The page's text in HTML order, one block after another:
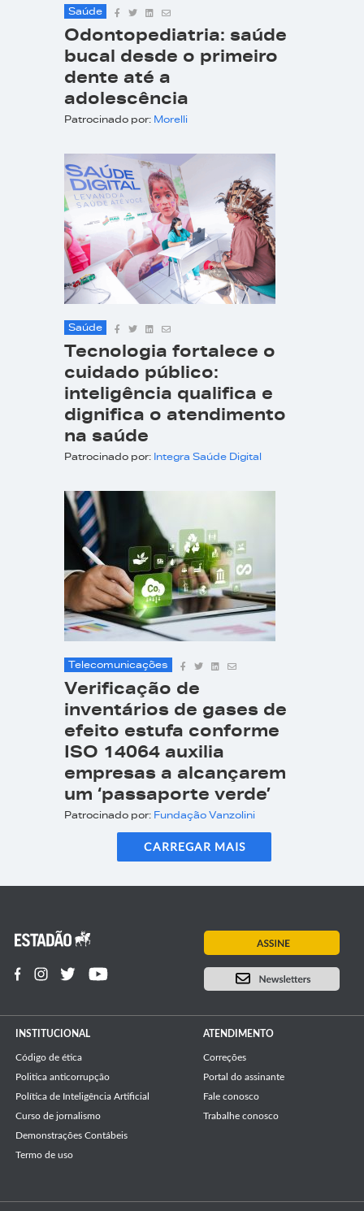
Saúde
Odontopediatria: saúde
bucal desde o primeiro
dente até a
adolescência
Patrocinado por: Morelli
Saúde
Tecnologia fortalece o
cuidado público:
inteligência qualifica e
dignifica o atendimento
na saúde
Patrocinado por: Integra Saúde Digital
Telecomunicações
Verificação de
inventários de gases de
efeito estufa conforme
ISO 14064 auxilia
empresas a alcançarem
um ‘passaporte verde’
Patrocinado por: Fundação Vanzolini
CARREGAR MAIS
INSTITUCIONAL
Código de ética
Politica anticorrupção
Política de Inteligência Artificial
Curso de jornalismo
Demonstrações Contábeis
Termo de uso
ATENDIMENTO
Correções
Portal do assinante
Fale conosco
Trabalhe conosco